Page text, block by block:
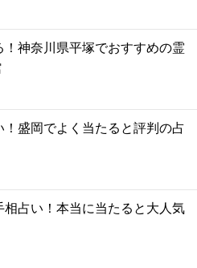
神奈川県平塚でおすすめの霊
盛岡でよく当たると評判の占
占い！本当に当たると大人気